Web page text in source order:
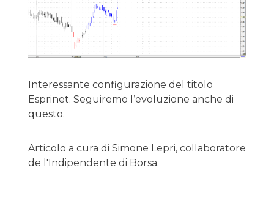
Interessante configurazione del titolo
Esprinet. Seguiremo l’evoluzione anche di
questo.
Articolo a cura di Simone Lepri, collaboratore
de l'Indipendente di Borsa.